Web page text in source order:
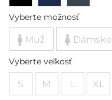
Vyberte možnosť
Muž Dámske
Vyberte veľkosť
S M L XL